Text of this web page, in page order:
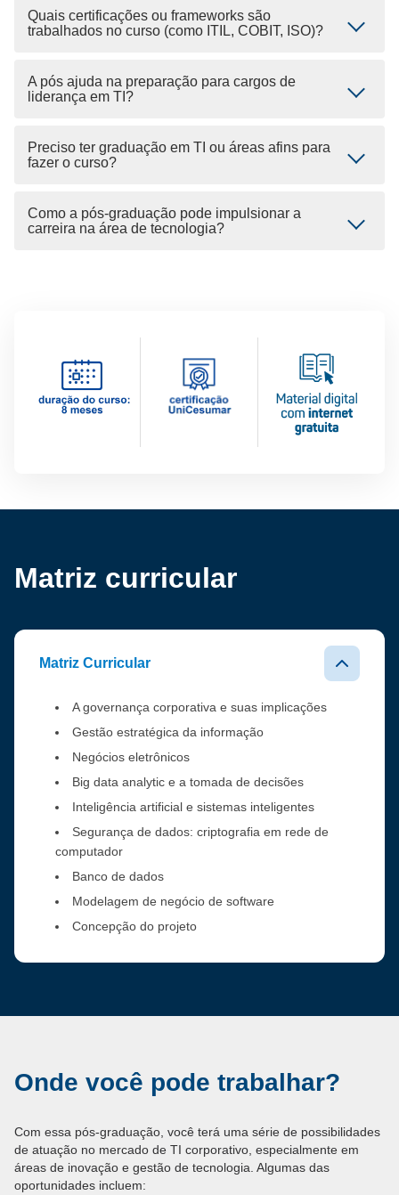
Quais certificações ou frameworks são
trabalhados no curso (como ITIL, COBIT, ISO)?
A pós ajuda na preparação para cargos de
liderança em TI?
Preciso ter graduação em TI ou áreas afins para
fazer o curso?
Como a pós-graduação pode impulsionar a
carreira na área de tecnologia?
Matriz curricular
Matriz Curricular
A governança corporativa e suas implicações
Gestão estratégica da informação
Negócios eletrônicos
Big data analytic e a tomada de decisões
Inteligência artificial e sistemas inteligentes
Segurança de dados: criptografia em rede de
computador
Banco de dados
Modelagem de negócio de software
Concepção do projeto
Onde você pode trabalhar?
Com essa pós-graduação, você terá uma série de possibilidades
de atuação no mercado de TI corporativo, especialmente em
áreas de inovação e gestão de tecnologia. Algumas das
oportunidades incluem: